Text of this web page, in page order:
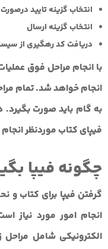
انتخاب گزینه تایید
انتخاب گزینه ارسال
دریافت کد رهگیری از
با انجام مراحل فوق
انجام خواهد شد. تمام
به گام باید صورت
فیپای کتاب موردنظر
چگونه فیپا
گرفتن فیپا برای کتاب و
انجام امور مورد نیاز
الکترونیکی شامل